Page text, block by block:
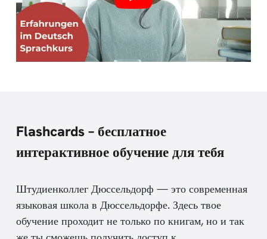
Flashcards – бесплатное
интерактивное обучение для тебя
Штудиенколлег Дюссельдорф — это современная
языковая школа в Дюссельдорфе. Здесь твое
обучение проходит не только по книгам, но и так